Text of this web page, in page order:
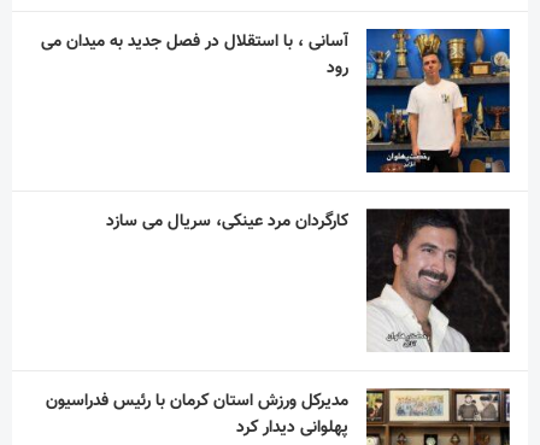
آسانی ، با استقلال در فصل جدید به میدان می
رود
کارگردان مرد عینکی، سریال می سازد
مدیرکل ورزش استان کرمان با رئیس فدراسیون
پهلوانی دیدار کرد